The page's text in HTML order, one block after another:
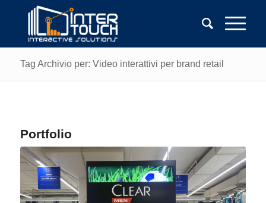
Tag Archivio per: Video interattivi per brand retail
Portfolio